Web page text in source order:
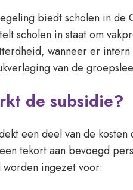
biedt scholen in de
scholen in staat om
wanneer er
van de
de subsidie?
een deel van de
tekort aan bevoegd
ingezet voor: